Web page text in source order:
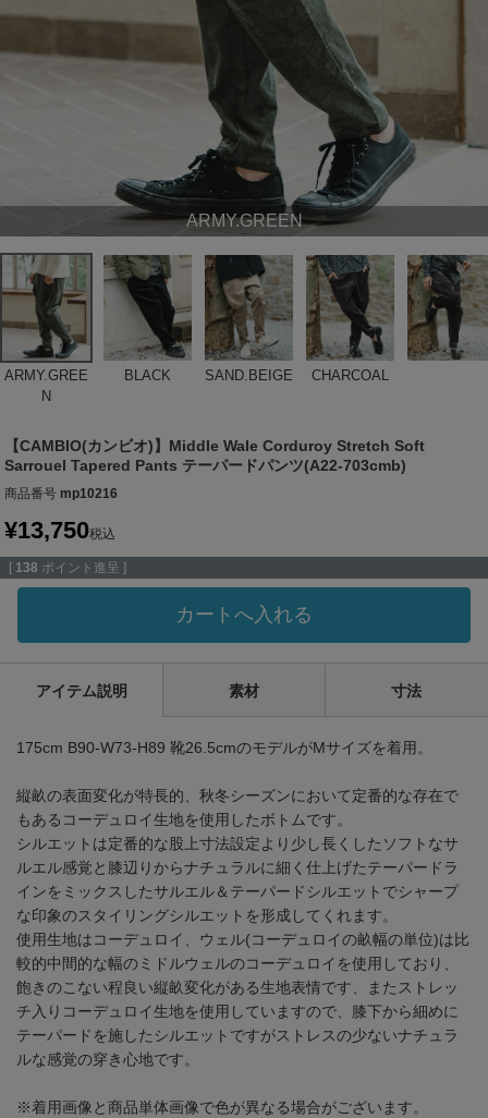
ARMY.GREEN
ARMY.GREE
N
BLACK SAND.BEIGE CHARCOAL
【CAMBIO(カンビオ)】Middle Wale Corduroy Stretch Soft
Sarrouel Tapered Pants テーパードパンツ(A22-703cmb)
商品番号 mp10216
¥13,750税込
[ 138 ポイント進呈 ]
カートへ入れる
アイテム説明 素材 寸法
175cm B90-W73-H89 靴26.5cmのモデルがMサイズを着用。
縦畝の表面変化が特長的、秋冬シーズンにおいて定番的な存在で
もあるコーデュロイ生地を使用したボトムです。
シルエットは定番的な股上寸法設定より少し長くしたソフトなサ
ルエル感覚と膝辺りからナチュラルに細く仕上げたテーパードラ
インをミックスしたサルエル＆テーパードシルエットでシャープ
な印象のスタイリングシルエットを形成してくれます。
使用生地はコーデュロイ、ウェル(コーデュロイの畝幅の単位)は比
較的中間的な幅のミドルウェルのコーデュロイを使用しており、
飽きのこない程良い縦畝変化がある生地表情です、またストレッ
チ入りコーデュロイ生地を使用していますので、膝下から細めに
テーパードを施したシルエットですがストレスの少ないナチュラ
ルな感覚の穿き心地です。
※着用画像と商品単体画像で色が異なる場合がございます。